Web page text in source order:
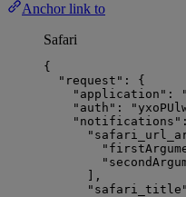
Anchor link to
Safari
{
"request" : {
"application" : "
"auth" : "
"notifications"
"
"
],
"safari_title"